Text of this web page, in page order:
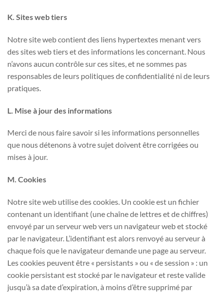
K. Sites web tiers
Notre site web contient des liens hypertextes menant vers
des sites web tiers et des informations les concernant. Nous
n’avons aucun contrôle sur ces sites, et ne sommes pas
responsables de leurs politiques de confidentialité ni de leurs
pratiques.
L. Mise à jour des informations
Merci de nous faire savoir si les informations personnelles
que nous détenons à votre sujet doivent être corrigées ou
mises à jour.
M. Cookies
Notre site web utilise des cookies. Un cookie est un fichier
contenant un identifiant (une chaîne de lettres et de chiffres)
envoyé par un serveur web vers un navigateur web et stocké
par le navigateur. L’identifiant est alors renvoyé au serveur à
chaque fois que le navigateur demande une page au serveur.
Les cookies peuvent être « persistants » ou « de session » : un
cookie persistant est stocké par le navigateur et reste valide
jusqu’à sa date d’expiration, à moins d’être supprimé par